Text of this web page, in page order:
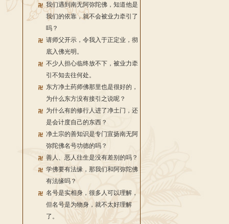
我们遇到南无阿弥陀佛，知道他是
我们的依靠，就不会被业力牵引了
吗？
请师父开示，令我入于正定业，彻
底入佛光明。
不少人担心临终放不下，被业力牵
引不知去往何处。
东方净土药师佛那里也是很好的，
为什么东方没有接引之说呢？
为什么有的修行人进了净土门，还
是会计度自己的东西？
净土宗的善知识是专门宣扬南无阿
弥陀佛名号功德的吗？
善人、恶人往生是没有差别的吗？
学佛要有法缘，那我们和阿弥陀佛
有法缘吗？
名号是实相身，很多人可以理解，
但名号是为物身，就不太好理解
了。